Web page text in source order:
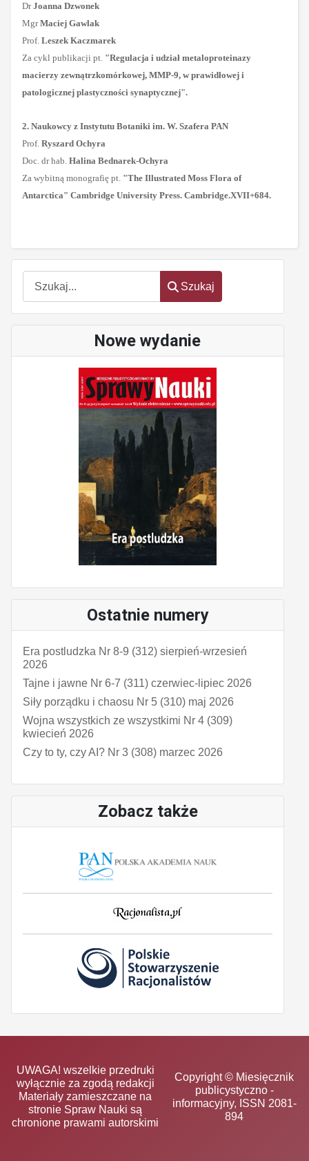
Szukaj
Szukaj
Nowe wydanie
Ostatnie numery
Era postludzka Nr 8-9 (312) sierpień-wrzesień
2026
Tajne i jawne Nr 6-7 (311) czerwiec-lipiec 2026
Siły porządku i chaosu Nr 5 (310) maj 2026
Wojna wszystkich ze wszystkimi Nr 4 (309)
kwiecień 2026
Czy to ty, czy AI? Nr 3 (308) marzec 2026
Zobacz także
DrJoanna Dzwonek
MgrMaciej Gawlak
Prof. Leszek Kaczmarek
Za cykl publikacji pt. "Regulacja i udział metaloproteinazy
macierzy zewnątrzkomórkowej, MMP-9, w prawidłowej i
patologicznej plastyczności synaptycznej".
2. Naukowcy z Instytutu Botaniki im. W. Szafera PAN
Prof. Ryszard Ochyra
Doc. dr hab. Halina Bednarek-Ochyra
Za wybitną monografię pt. "The Illustrated Moss Flora of
Antarctica" Cambridge University Press. Cambridge.XVII+684.
UWAGA! wszelkie przedruki
wyłącznie za zgodą redakcji
Materiały zamieszczane na
stronie Spraw Nauki są
chronione prawami autorskimi
Copyright © Miesięcznik
publicystyczno -
informacyjny, ISSN 2081-
894